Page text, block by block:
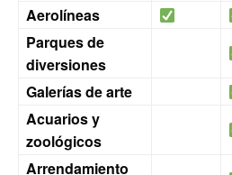
Aerolíneas
Parques de
diversiones
Galerías de arte
Acuarios y
zoológicos
Arrendamiento